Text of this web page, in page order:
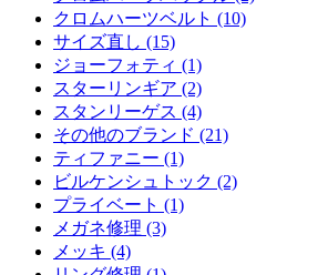
クロムハーツベルト (10)
サイズ直し (15)
ジョーフォティ (1)
スターリンギア (2)
スタンリーゲス (4)
その他のブランド (21)
ティファニー (1)
ビルケンシュトック (2)
プライベート (1)
メガネ修理 (3)
メッキ (4)